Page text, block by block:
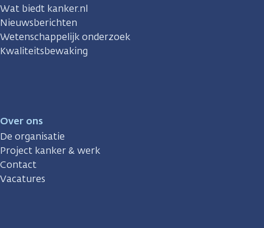
Wat biedt kanker.nl
Nieuwsberichten
Wetenschappelijk onderzoek
Kwaliteitsbewaking
Over ons
De organisatie
Project kanker & werk
Contact
Vacatures